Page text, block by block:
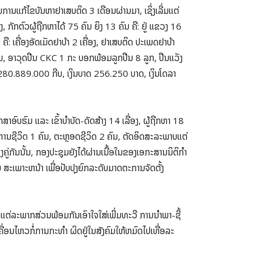
ນແກ້ໄຂບັນຫາຢາເສບຕິດ 3 ເດືອນຜ່ານມາ, ເຊິ່ງເລີ່ມແຕ່
ງ, ກັກຕົວຜູ້ຖືກຫາໄດ້ 75 ຄົນ ຍິງ 13 ຄົນ ຄື: ຢູ່ ແຂວງ 16
ອງອັດເມັດຢາບ້າ 2 ເຄື່ອງ, ຢາເສບຕິດ ປະເພດຢາບ້າ
ອາວຸດປືນ CKC 1 ກະ ບອກພ້ອມລູກປືນ 8 ລູກ, ປືນແວັງ
ກີບ, ເງິນບາດ 256.250 ບາດ, ເງິນໂດລາ
ອົບຮົມ ແລະ ເຂົ້າບໍາບັດ-ດັດສ້າງ 14 ເລື່ອງ, ຜູ້ຖືກຫາ 18
ານຊີວິດ 1 ຄົນ, ຕະຫຼອດຊີວິດ 2 ຄົນ, ຕັດອິດສະລະພາບແຕ່
ນັ້ນ, ກອງປະຊຸມຍັງໄດ້ຜ່ານເນື້ອໃນຂອງເອກະສານນິຕິກໍາ
ພາະຫນ້າ ເພື່ອປັບປຸງຍົກລະດັບມາດຕະການຈັດຕັ້ງ
ລະພາກສ່ວນພ້ອມກັນເອົາໃຈໃສ່ເພີ່ມທະວີ ການນໍາພາ-ຊີ້
ນໄຫວກໍ່ການກະທໍາ ຜິດຢູ່ໃນສັງຄົມໃຫ້ຫມົດໄປເທື່ອລະ